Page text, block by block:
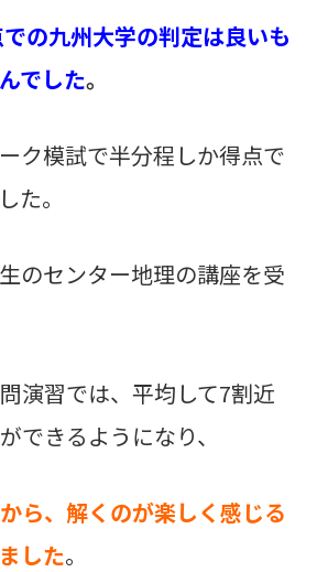
の九州大学の判定は良いも
でした。
ク模試で半分程しか得点で
た。
のセンター地理の講座を受
演習では、 平均して7割近
できるようになり、
ら、 解くのが楽しく感じる
した。